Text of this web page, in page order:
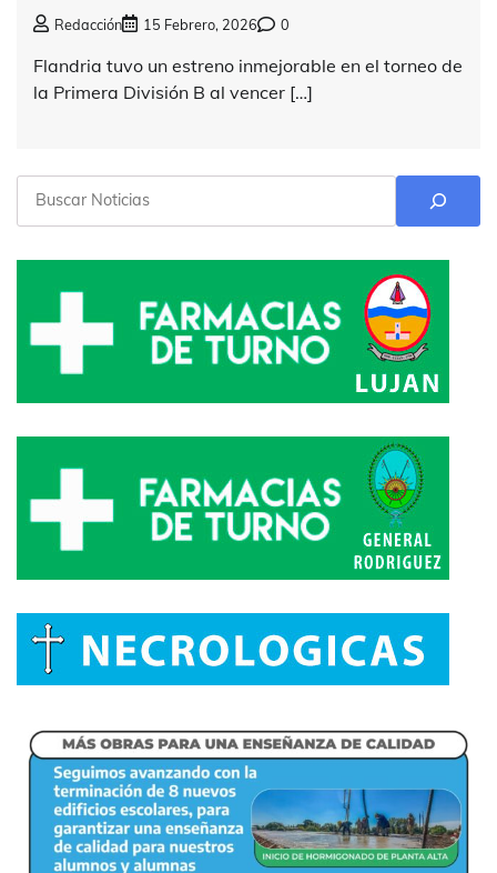
Redacción 15 Febrero, 2026 0
Flandria tuvo un estreno inmejorable en el torneo de
la Primera División B al vencer […]